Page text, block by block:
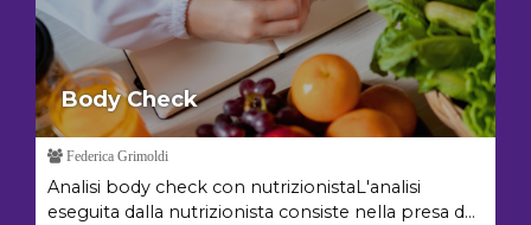
Body Check
Federica Grimoldi
Analisi body check con nutrizionistaL'analisi
eseguita dalla nutrizionista consiste nella presa d...